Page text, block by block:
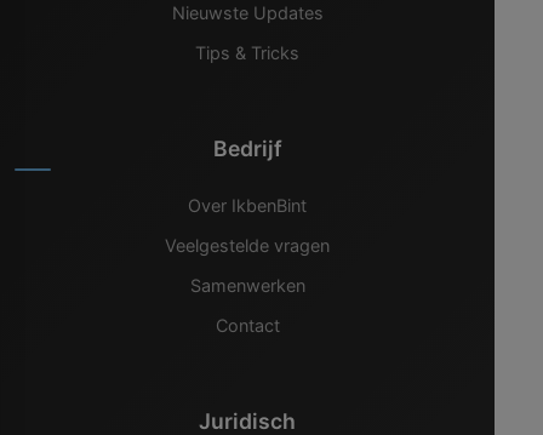
Nieuwste Updates
Tips & Tricks
Bedrijf
Over IkbenBint
Veelgestelde vragen
Samenwerken
Contact
Juridisch